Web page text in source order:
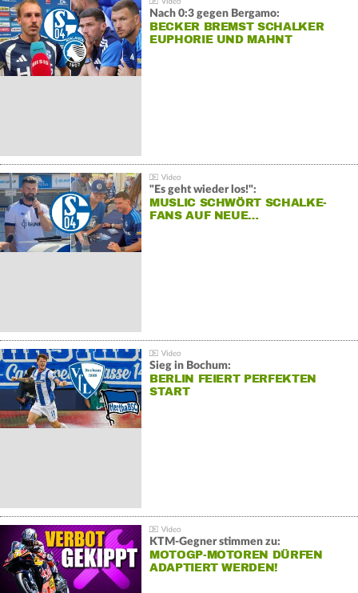
Nach 0:3 gegen Bergamo:
BECKER BREMST SCHALKER
EUPHORIE UND MAHNT
"Es geht wieder los!":
MUSLIC SCHWÖRT SCHALKE-
FANS AUF NEUE…
Sieg in Bochum:
BERLIN FEIERT PERFEKTEN
START
KTM-Gegner stimmen zu:
MOTOGP-MOTOREN DÜRFEN
ADAPTIERT WERDEN!